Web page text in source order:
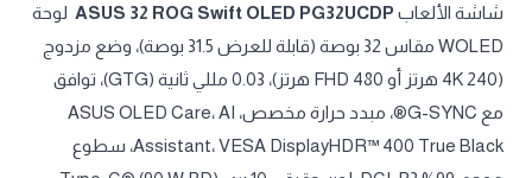
شاشة الألعاب ASUS 32 ROG Swift OLED PG32UCDP لوحة
WOLED مقاس 32 بوصة (قابلة للعرض 31.5 بوصة)، وضع مزدوج
(4K 240 هرتز أو FHD 480 هرتز)، 0.03 مللي ثانية (GTG)، توافق
مع G-SYNC®، مبدد حرارة مخصص، ASUS OLED Care، AI
Assistant، VESA DisplayHDR™ 400 True Black، سطوع